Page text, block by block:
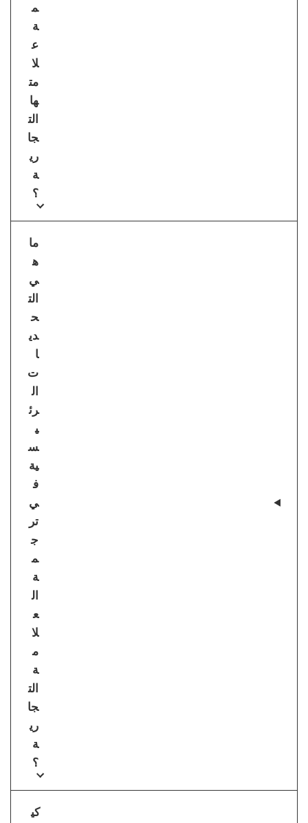
م
ة
ع
لا
مت
ها
الت
جا
ري
ة
؟
ما
ه
ي
الت
ح
دي
ا
ت
ال
رئ
ي
س
ية
ف
ي
تر
ج
م
ة
ال
ع
لا
م
ة
الت
جا
ري
ة
؟
كي